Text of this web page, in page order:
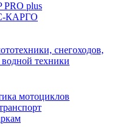
PRO plus
КАРГО
снегоходов,
техники
мотоциклов